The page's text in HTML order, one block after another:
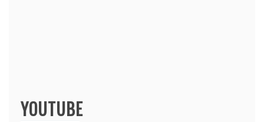
YOUTUBE